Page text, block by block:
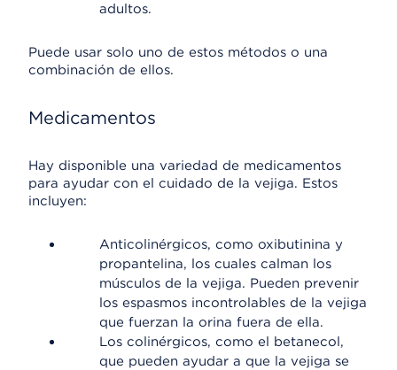
adultos.
Puede usar solo uno de estos métodos o una
combinación de ellos.
Medicamentos
Hay disponible una variedad de medicamentos
para ayudar con el cuidado de la vejiga. Estos
incluyen:
Anticolinérgicos, como oxibutinina y
propantelina, los cuales calman los
músculos de la vejiga. Pueden prevenir
los espasmos incontrolables de la vejiga
que fuerzan la orina fuera de ella.
Los colinérgicos, como el betanecol,
que pueden ayudar a que la vejiga se